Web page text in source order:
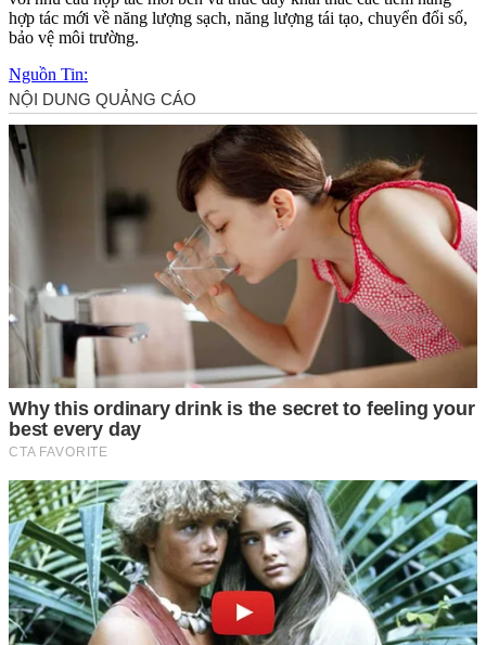
hợp tác mới về năng lượng sạch, năng lượng tái tạo, chuyển đổi số,
bảo vệ môi trường.
Nguồn Tin: